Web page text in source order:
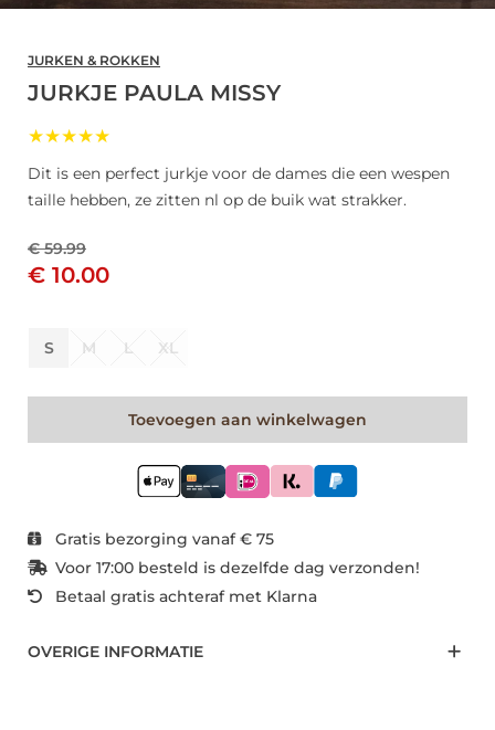
JURKEN & ROKKEN
JURKJE PAULA MISSY
★★★★★
Dit is een perfect jurkje voor de dames die een wespen
taille hebben, ze zitten nl op de buik wat strakker.
€ 59.99
€ 10.00
S M L XL
Toevoegen aan winkelwagen
Gratis bezorging vanaf € 75
Voor 17:00 besteld is dezelfde dag verzonden!
Betaal gratis achteraf met Klarna
OVERIGE INFORMATIE